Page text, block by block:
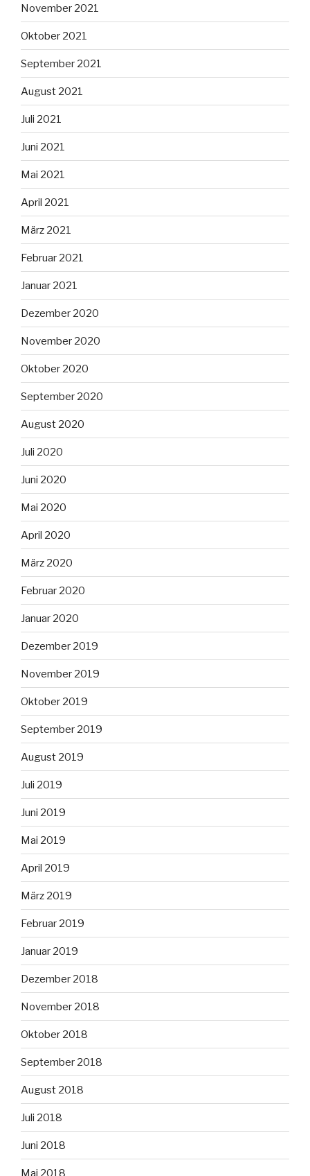
November 2021
Oktober 2021
September 2021
August 2021
Juli 2021
Juni 2021
Mai 2021
April 2021
März 2021
Februar 2021
Januar 2021
Dezember 2020
November 2020
Oktober 2020
September 2020
August 2020
Juli 2020
Juni 2020
Mai 2020
April 2020
März 2020
Februar 2020
Januar 2020
Dezember 2019
November 2019
Oktober 2019
September 2019
August 2019
Juli 2019
Juni 2019
Mai 2019
April 2019
März 2019
Februar 2019
Januar 2019
Dezember 2018
November 2018
Oktober 2018
September 2018
August 2018
Juli 2018
Juni 2018
Mai 2018